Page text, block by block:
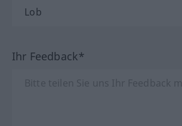
Ihr Feedback*